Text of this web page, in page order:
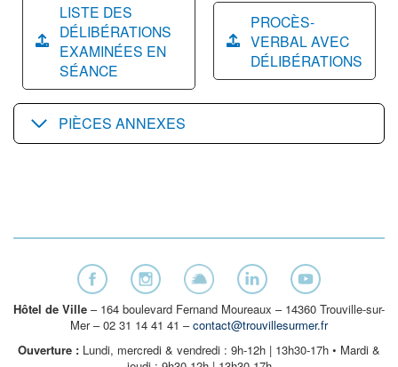
LISTE DES
DÉLIBÉRATIONS
EXAMINÉES EN
SÉANCE
PROCÈS-
VERBAL AVEC
DÉLIBÉRATIONS
PIÈCES ANNEXES
Hôtel de Ville – 164 boulevard Fernand Moureaux – 14360 Trouville-sur-
Mer – 02 31 14 41 41 –contact@trouvillesurmer.fr
Ouverture : Lundi, mercredi & vendredi : 9h-12h | 13h30-17h • Mardi &